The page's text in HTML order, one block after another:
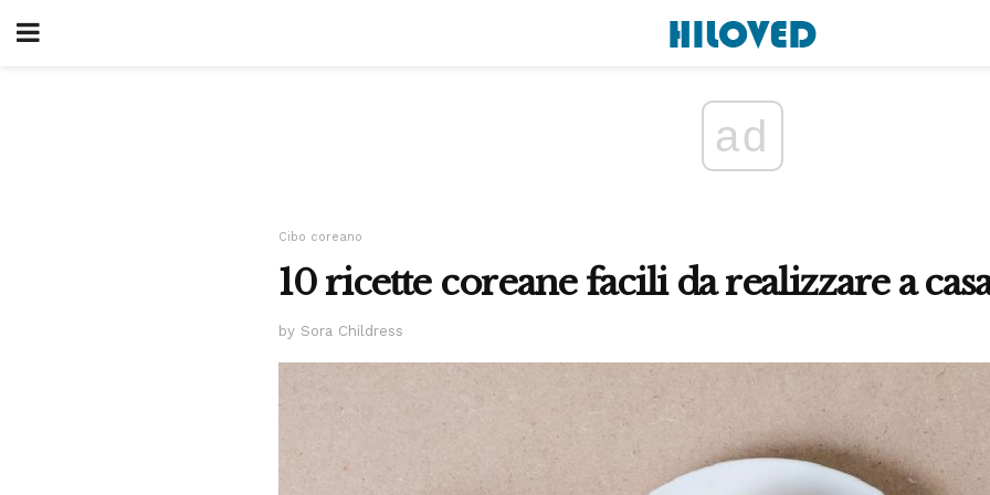
ad
Cibo coreano
10 ricette coreane facili da realizzare a
by Sora Childress